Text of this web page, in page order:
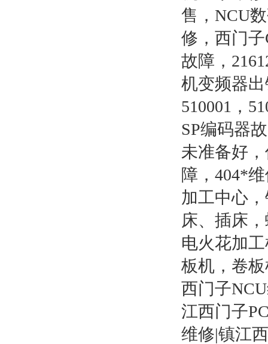
售，NCU
修，西门
故障，
机变频器出
510001，
SP编码器
未准备好
障，404*
加工中心
床、插床
电火花加
板机，卷
西门子
江西门子
维修|镇江